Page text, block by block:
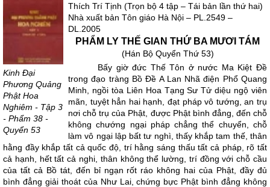
Kinh Đại
Phương Quảng
Phật Hoa
Nghiêm - Tập 3
- Phẩm 38 -
Quyển 53
Thích Trí Tịnh (Trọn bộ 4 tập – Tái bản lần thứ hai)
Nhà xuất bản Tôn giáo Hà Nội – PL.2549 –
DL.2005
PHẨM LY THẾ GIAN THỨ BA MƯƠI TÁM
(Hán Bộ Quyển Thứ 53)
Bấy giờ đức Thế Tôn ở nước Ma Kiệt Ðề
trong đạo tràng Bồ Ðề A Lan Nhã điện Phổ Quang
Minh, ngồi tòa Liên Hoa Tạng Sư Tử diệu ngộ viên
mãn, tuyệt hẳn hai hạnh, đạt pháp vô tướng, an trụ
nơi chỗ trụ của Phật, được Phật bình đẳng, đến chỗ
không chướng ngại pháp chẳng thể chuyển, chỗ
làm vô ngại lập bất tư nghì, thấy khắp tam thế, thân
hằng đầy khắp tất cả quốc độ, trí hằng sáng thấu tất cả pháp, rõ tất
cả hạnh, hết tất cả nghi, thân không thể lường, trí đồng với chỗ cầu
của tất cả Bồ tát, đến bỉ ngạn rốt ráo không hai của Phật, đầy đủ
bình đẳng giải thoát của Như Lai, chứng bực Phật bình đẳng không